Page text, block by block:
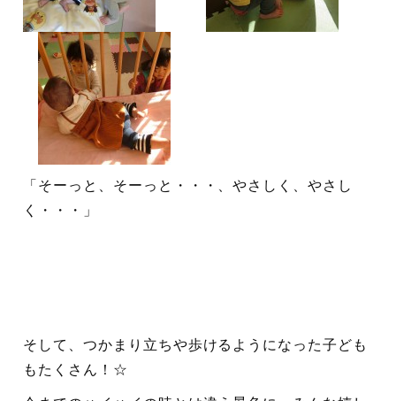
「そーっと、そーっと・・・、やさしく、やさし
く・・・」
そして、つかまり立ちや歩けるようになった子ども
もたくさん！☆